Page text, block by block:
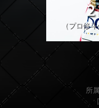
2
（プロ修
所